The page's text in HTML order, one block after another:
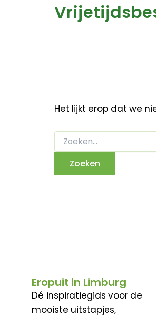
Het lijkt erop dat we
Eropuit in Limburg
Dé inspiratiegids voor de
mooiste uitstapjes,